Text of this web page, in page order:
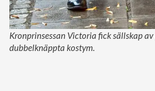
Kronprinsessan Victoria fick sällskap
dubbelknäppta kostym.